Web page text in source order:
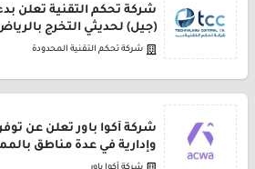
شركة تحكم التقنية تعلن
(جيل) لحديثي التخرج
شركة تحكم التقنية المحدودة
شركة أكوا باور تعلن عن
وإدارية في عدة مناطق